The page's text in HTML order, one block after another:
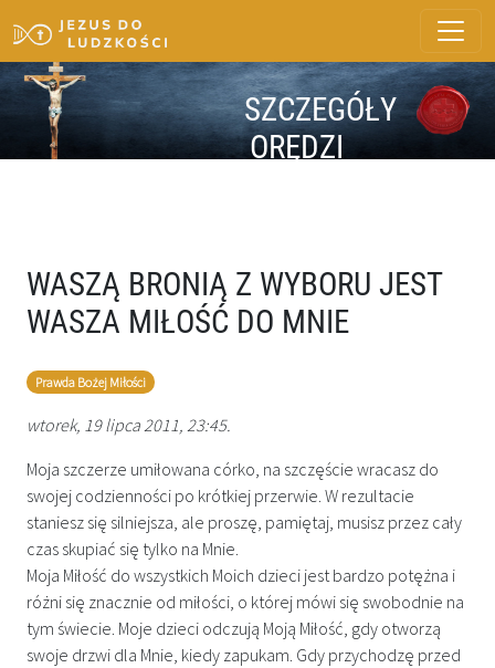
SZCZEGÓŁY
ORĘDZI
WASZĄ BRONIĄ Z WYBORU JEST
WASZA MIŁOŚĆ DO MNIE
Prawda Bożej Miłości
wtorek, 19 lipca 2011, 23:45.
Moja szczerze umiłowana córko, na szczęście wracasz do
swojej codzienności po krótkiej przerwie. W rezultacie
staniesz się silniejsza, ale proszę, pamiętaj, musisz przez cały
czas skupiać się tylko na Mnie.
Moja Miłość do wszystkich Moich dzieci jest bardzo potężna i
różni się znacznie od miłości, o której mówi się swobodnie na
tym świecie. Moje dzieci odczują Moją Miłość, gdy otworzą
swoje drzwi dla Mnie, kiedy zapukam. Gdy przychodzę przed